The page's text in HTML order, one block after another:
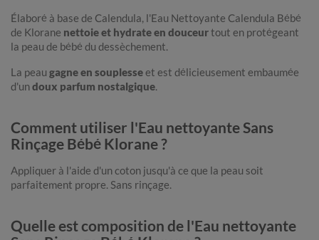
Élaboré à base de Calendula, l'Eau Nettoyante Calendula Bébé
de Klorane nettoie et hydrate en douceurtout en protégeant
la peau de bébé du dessèchement.
La peau gagne en souplesseet est délicieusement embaumée
d'undoux parfum nostalgique.
Comment utiliser l'Eau nettoyante Sans
Rinçage Bébé Klorane ?
Appliquer à l'aide d'un coton jusqu'à ce que la peau soit
parfaitement propre. Sans rinçage.
Quelle est composition de l'Eau nettoyante